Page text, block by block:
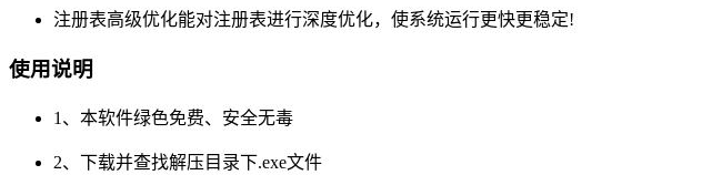
注册表高级优化能对注册表进行深度优化，使系统运行更快更稳定!
使用说明
1、本软件绿色免费、安全无毒
2、下载并查找解压目录下.exe文件